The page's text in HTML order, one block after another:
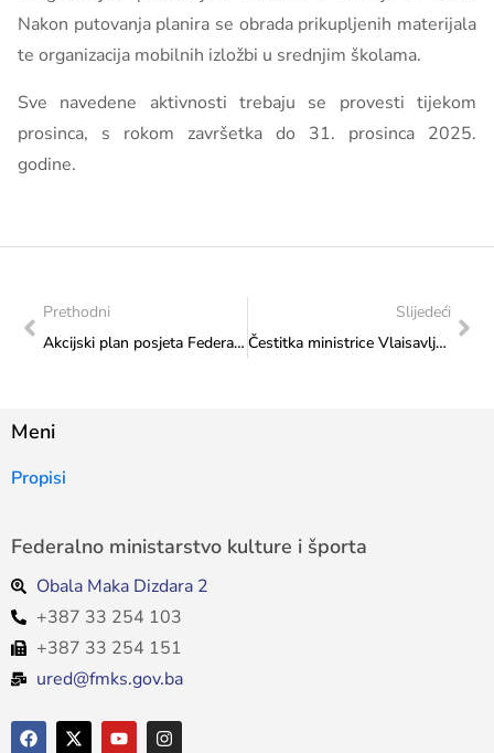
Nakon putovanja planira se obrada prikupljenih materijala
te organizacija mobilnih izložbi u srednjim školama.
Sve navedene aktivnosti trebaju se provesti tijekom
prosinca, s rokom završetka do 31. prosinca 2025.
godine.
Prethodni
Akcijski plan posjeta Federalnog ministarstva kulture i športa: Realiziran posjet Udruzi građana „Cvit“
Slijedeći
Čestitka ministrice Vlaisavljević HKD-u „Napredak“ Vitez
Meni
Propisi
Federalno ministarstvo kulture i športa
Obala Maka Dizdara 2
+387 33 254 103
+387 33 254 151
ured@fmks.gov.ba